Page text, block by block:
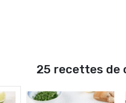
25 recettes de